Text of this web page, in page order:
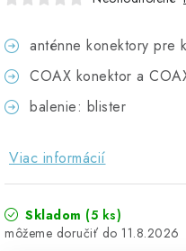
anténne konektory pre
COAX konektor a
balenie: blister
Viac informácií
Skladom (5 ks)
11.8.2026